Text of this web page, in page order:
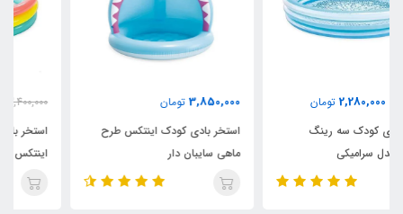
3,850,000 تومان
استخر بادی کودک اینتکس طرح
ماهی سایبان دار
3,400,000
استخر بادی سه رینگ کودک
اینتکس طرح جدید قطر 147